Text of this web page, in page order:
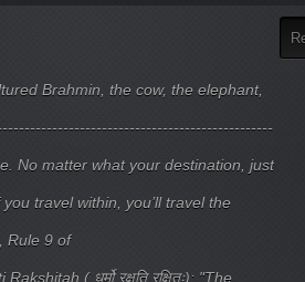
Brahmin, the cow, the elephant,
No matter what your destination, just
travel within, you’ll travel the
Rule 9 of
( धर्मो रक्षति रक्षितः): "The